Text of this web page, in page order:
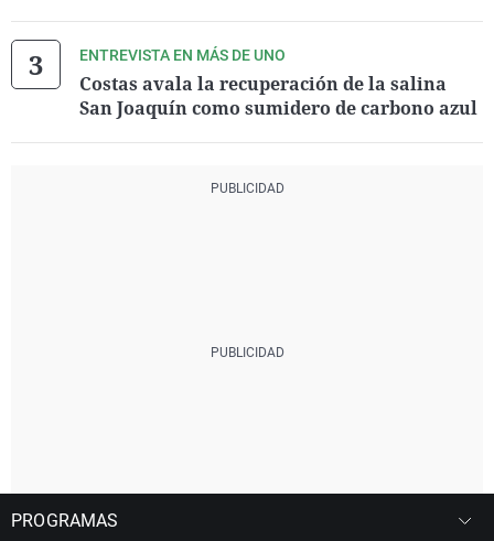
ENTREVISTA EN MÁS DE UNO
Costas avala la recuperación de la salina
San Joaquín como sumidero de carbono azul
PROGRAMAS